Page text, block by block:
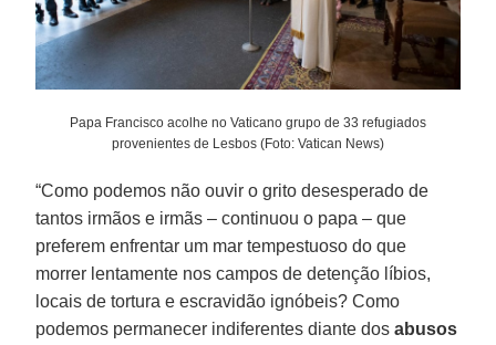
Papa Francisco acolhe no Vaticano grupo de 33 refugiados
provenientes de Lesbos (Foto: Vatican News)
“Como podemos não ouvir o grito desesperado de
tantos irmãos e irmãs – continuou o papa – que
preferem enfrentar um mar tempestuoso do que
morrer lentamente nos campos de detenção líbios,
locais de tortura e escravidão ignóbeis? Como
podemos permanecer indiferentes diante dosabusos